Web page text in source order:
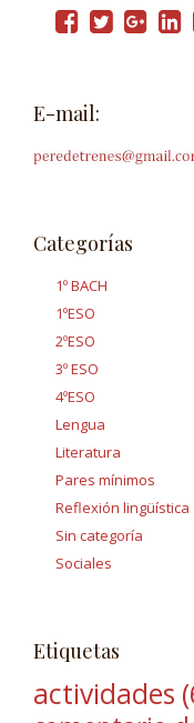
E-mail:
Categorías
1º BACH
1ºESO
2ºESO
3º ESO
4ºESO
Lengua
Literatura
Pares mínimos
Reflexión lingüística
Sin categoría
Sociales
Etiquetas
actividades